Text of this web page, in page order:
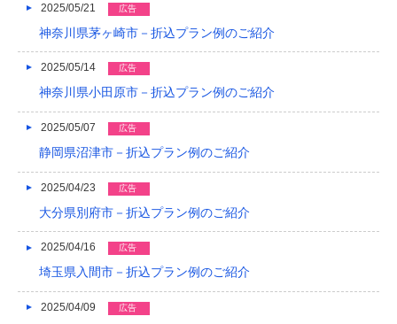
2015/08
2015/07
2015/05
2015/01
2014/12
2014/11
2025/05/21 広告
神奈川県茅ヶ崎市－折込プラン例のご紹介
2025/05/14 広告
神奈川県小田原市－折込プラン例のご紹介
2025/05/07 広告
静岡県沼津市－折込プラン例のご紹介
2025/04/23 広告
大分県別府市－折込プラン例のご紹介
2025/04/16 広告
埼玉県入間市－折込プラン例のご紹介
2025/04/09 広告